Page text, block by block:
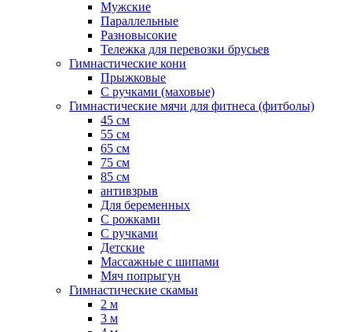
Мужские
Параллельные
Разновысокие
Тележка для перевозки брусьев
Гимнастические кони
Прыжковые
С ручками (маховые)
Гимнастические мячи для фитнеса (фитболы)
45 см
55 см
65 см
75 см
85 см
антивзрыв
Для беременных
С рожками
С ручками
Детские
Массажные с шипами
Мяч попрыгун
Гимнастические скамьи
2 м
3 м